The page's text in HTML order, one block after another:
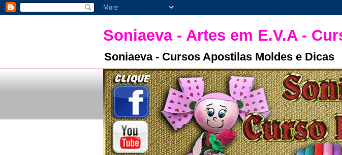
Soniaeva - Artes em E.V.A -
Soniaeva - Cursos Apostilas Moldes e Dicas